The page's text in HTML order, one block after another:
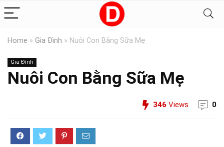
Home » Gia Đình » Nuôi Con Bằng Sữa Mẹ
Gia Đình
Nuôi Con Bằng Sữa Mẹ
346 Views 0